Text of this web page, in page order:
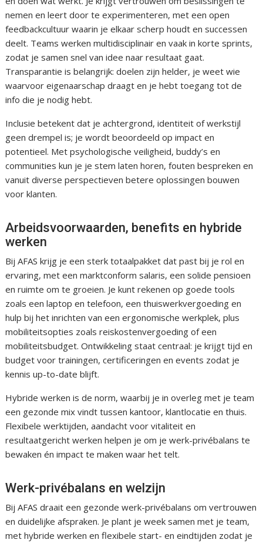
nemen en leert door te experimenteren, met een open
feedbackcultuur waarin je elkaar scherp houdt en successen
deelt. Teams werken multidisciplinair en vaak in korte sprints,
zodat je samen snel van idee naar resultaat gaat.
Transparantie is belangrijk: doelen zijn helder, je weet wie
waarvoor eigenaarschap draagt en je hebt toegang tot de
info die je nodig hebt.
Inclusie betekent dat je achtergrond, identiteit of werkstijl
geen drempel is; je wordt beoordeeld op impact en
potentieel. Met psychologische veiligheid, buddy’s en
communities kun je je stem laten horen, fouten bespreken en
vanuit diverse perspectieven betere oplossingen bouwen
voor klanten.
Arbeidsvoorwaarden, benefits en hybride
werken
Bij AFAS krijg je een sterk totaalpakket dat past bij je rol en
ervaring, met een marktconform salaris, een solide pensioen
en ruimte om te groeien. Je kunt rekenen op goede tools
zoals een laptop en telefoon, een thuiswerkvergoeding en
hulp bij het inrichten van een ergonomische werkplek, plus
mobiliteitsopties zoals reiskostenvergoeding of een
mobiliteitsbudget. Ontwikkeling staat centraal: je krijgt tijd en
budget voor trainingen, certificeringen en events zodat je
kennis up-to-date blijft.
Hybride werken is de norm, waarbij je in overleg met je team
een gezonde mix vindt tussen kantoor, klantlocatie en thuis.
Flexibele werktijden, aandacht voor vitaliteit en
resultaatgericht werken helpen je om je werk-privébalans te
bewaken én impact te maken waar het telt.
Werk-privébalans en welzijn
Bij AFAS draait een gezonde werk-privébalans om vertrouwen
en duidelijke afspraken. Je plant je week samen met je team,
met hybride werken en flexibele start- en eindtijden zodat je